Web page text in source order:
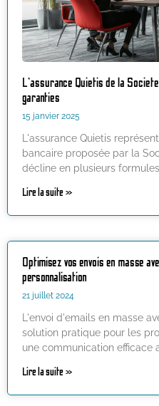
L’assurance Quietis de la
garanties
15 janvier 2025
L'assurance Quietis
bancaire proposée par la
décline en plusieurs formules
Lire la suite »
Optimisez vos envois en masse
personnalisation
21 juillet 2024
L'envoi d'emails en masse
solution pratique pour les
une communication efficace
Lire la suite »